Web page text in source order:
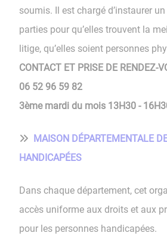
soumis. Il est chargé d’instaurer
parties pour qu’elles trouvent la
litige, qu’elles soient personnes
CONTACT ET PRISE DE RENDEZ-
06 52 96 59 82
3ème mardi du mois 13H30 -
MAISON DÉPARTEMENTALE
HANDICAPÉES
Dans chaque département, cet
accès uniforme aux droits et aux
pour les personnes handicapées.